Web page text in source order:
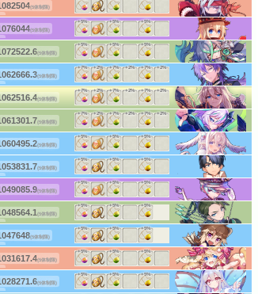
(c)HappyElements
(5体制限)
(c)HappyElements
(5体制限)
+5% +5% +5%
(c)HappyElements
(5体制限)
+5% +5% +5%
(c)HappyElements
(5体制限)
+7% +2% +7% +2% +7% +2%
(c)HappyElements
(5体制限)
+7% +2% +7% +2% +7% +2%
(c)HappyElements
(5体制限)
+7% +2% +7% +2% +7% +2%
(c)HappyElements
(5体制限)
+5% +5% +5%
(c)HappyElements
(5体制限)
+5% +5% +5%
(c)HappyElements
(5体制限)
+5% +5% +5%
(c)HappyElements
(5体制限)
+5% +5% +5%
(c)HappyElements
(5体制限)
+5% +5% +5%
(c)HappyElements
(5体制限)
+5% +5% +5%
(5体制限)
+5% +5% +5%